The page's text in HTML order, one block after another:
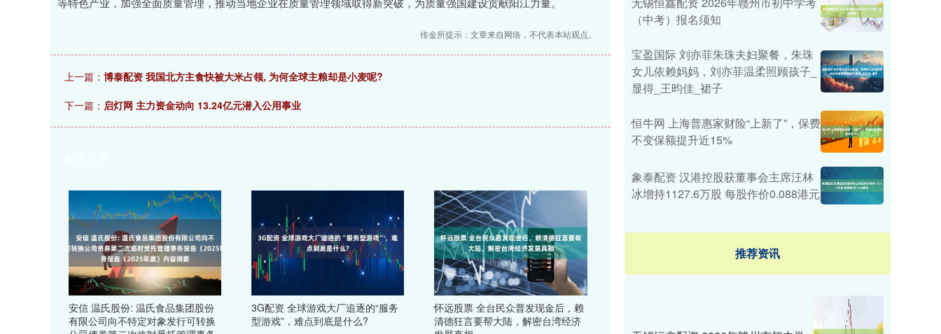
传金所提示：文章来自网络，不代表本站观点。
上一篇： 博泰配资 我国北方主食快被大米占领, 为何全球主粮却是小麦呢?
下一篇： 启灯网 主力资金动向 13.24亿元潜入公用事业
安信 温氏股份: 温氏食品集团股份
有限公司向不特定对象发行可转换
3G配资 全球游戏大厂追逐的“服务
型游戏”，难点到底是什么?
怀远股票 全台民众普发现金后，赖
清德狂言要帮大陆，解密台湾经济
（中考）报名须知
宝盈国际 刘亦菲朱珠夫妇聚餐，朱珠
女儿依赖妈妈，刘亦菲温柔照顾孩子_
显得_王昀佳_裙子
恒牛网 上海普惠家财险“上新了”，保费
不变保额提升近15%
象泰配资 汉港控股获董事会主席汪林
冰增持1127.6万股 每股作价0.088港元
推荐资讯